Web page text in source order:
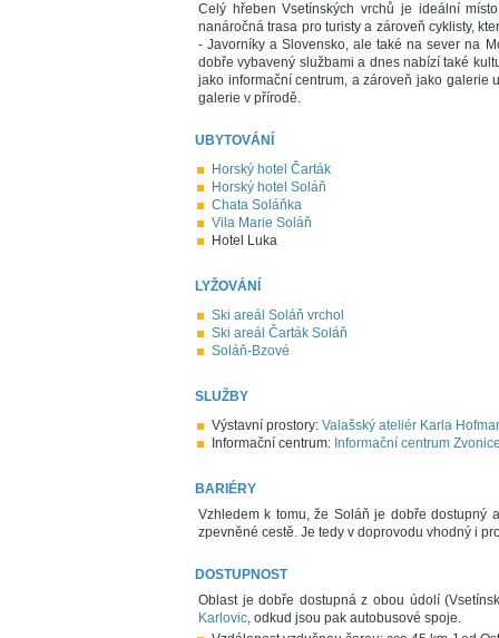
Celý hřeben Vsetínských vrchů je ideální
nanáročná trasa pro turisty a zároveň cyklisty,
- Javorníky a Slovensko, ale také na sever na
dobře vybavený službami a dnes nabízí také
jako informační centrum, a zároveň jako galerie
galerie v přírodě.
UBYTOVÁNÍ
Horský hotel Čarták
Horský hotel Soláň
Chata Soláňka
Vila Marie Soláň
Hotel Luka
LYŽOVÁNÍ
Ski areál Soláň vrchol
Ski areál Čarták Soláň
Soláň-Bzové
SLUŽBY
Výstavní prostory: Valašský ateliér Karla
Informační centrum: Informační centrum
BARIÉRY
Vzhledem k tomu, že Soláň je dobře dostupný
zpevněné cestě. Je tedy v doprovodu vhodný i
DOSTUPNOST
Oblast je dobře dostupná z obou údolí
Karlovic, odkud jsou pak autobusové spoje.